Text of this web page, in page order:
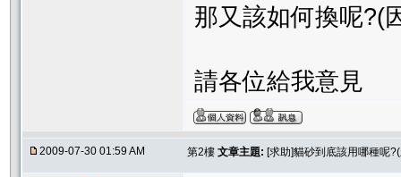
那又該如何換呢?(
請各位給我意見
2009-07-30 01:59 AM 第2樓 文章主題: [求助]貓砂到底該用哪種呢